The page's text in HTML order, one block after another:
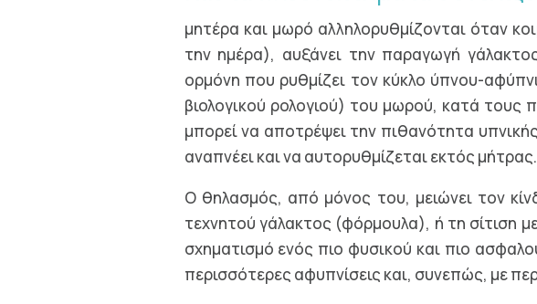
μητέρα και μωρό αλληλορυθμίζονται όταν
την ημέρα), αυξάνει την παραγωγή
ορμόνη που ρυθμίζει τον κύκλο ύπνου-
βιολογικού ρολογιού) του μωρού, κατά
μπορεί να αποτρέψει την πιθανότητα
αναπνέει και να αυτορυθμίζεται εκτός μήτρας.
Ο θηλασμός, από μόνος του, μειώνει τον
τεχνητού γάλακτος (φόρμουλα), ή τη σίτιση
σχηματισμό ενός πιο φυσικού και πιο
περισσότερες αφυπνίσεις και, συνεπώς, με